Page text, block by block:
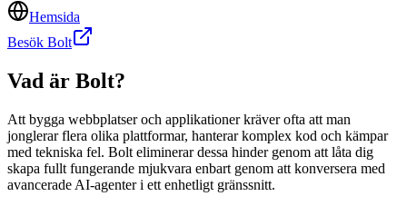
Hemsida
Besök Bolt
Vad är Bolt?
Att bygga webbplatser och applikationer kräver ofta att man
jonglerar flera olika plattformar, hanterar komplex kod och kämpar
med tekniska fel. Bolt eliminerar dessa hinder genom att låta dig
skapa fullt fungerande mjukvara enbart genom att konversera med
avancerade AI-agenter i ett enhetligt gränssnitt.